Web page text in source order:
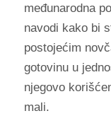
međunarodna
navodi kako bi
postojećim
gotovinu u
njegovo
mali.